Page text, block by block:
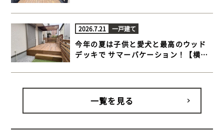
2026.7.21 一戸建て
今年の夏は子供と愛犬と最高のウッド
デッキで サマーバケーション！【横浜
一覧を見る